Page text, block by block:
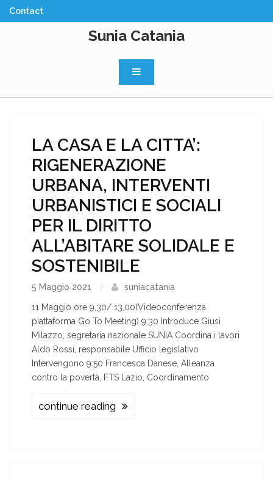
Skip
to
Sunia Catania
LA CASA E LA CITTA’:
RIGENERAZIONE
URBANA, INTERVENTI
URBANISTICI E SOCIALI
PER IL DIRITTO
ALL’ABITARE SOLIDALE E
SOSTENIBILE
5 Maggio 2021 suniacatania
11 Maggio ore 9,30/ 13,00(Videoconferenza
piattaforma Go To Meeting) 9:30 Introduce Giusi
Milazzo, segretaria nazionale SUNIA Coordina i lavori
Aldo Rossi, responsabile Ufficio legislativo
Intervengono 9:50 Francesca Danese, Alleanza
contro la povertà, FTS Lazio, Coordinamento
continue reading